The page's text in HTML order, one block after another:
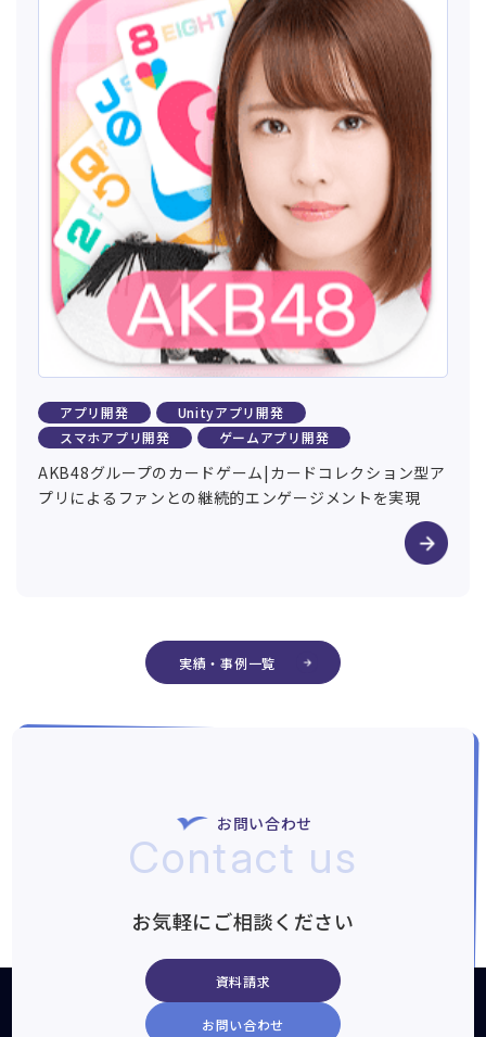
アプリ開発
Unityアプリ開発
スマホアプリ開発
ゲームアプリ開発
AKB48グループのカードゲーム|カードコレクション型ア
プリによるファンとの継続的エンゲージメントを実現
実績・事例一覧
お問い合わせ
Contact us
お気軽にご相談ください
資料請求
お問い合わせ